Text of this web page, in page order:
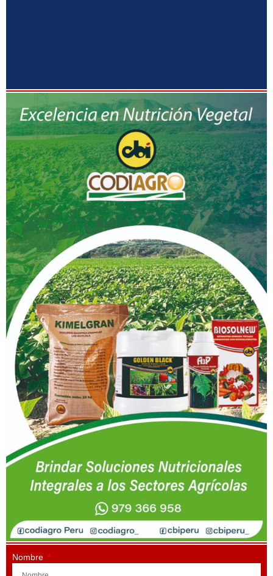
Nombre